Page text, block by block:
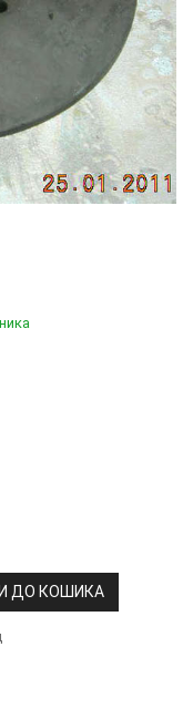
ДО КОШИКА